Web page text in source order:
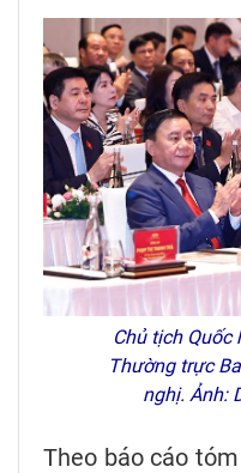
Chủ tịch Quốc
Thường trực
nghị. Ảnh:
Theo báo cáo